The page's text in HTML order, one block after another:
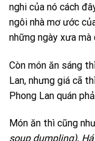
nghi của nó cách
ngôi nhà mơ ước
những ngày xưa
Còn món ăn sáng
Lan, nhưng giá cã
Phong Lan quán
Món ăn thì cũng
soup dumpling),